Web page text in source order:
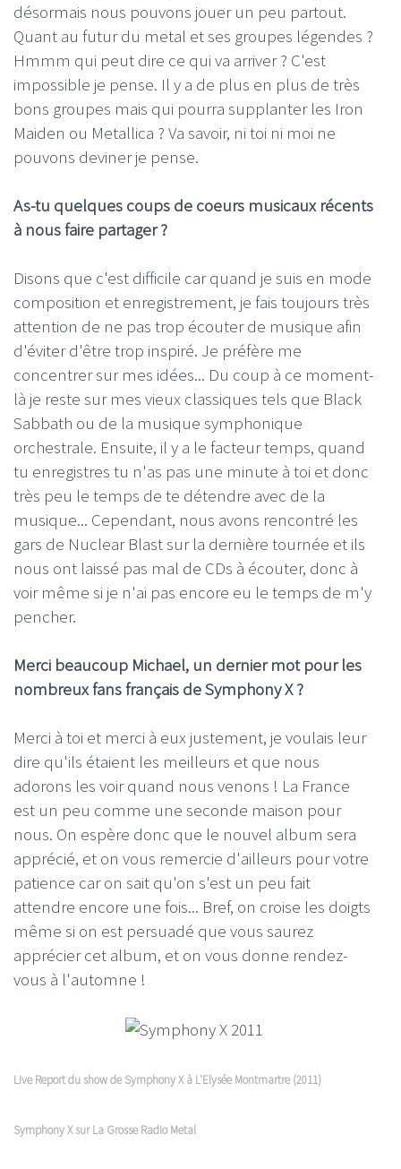
désormais nous pouvons jouer un peu partout.
Quant au futur du metal et ses groupes légendes ?
Hmmm qui peut dire ce qui va arriver ? C'est
impossible je pense. Il y a de plus en plus de très
bons groupes mais qui pourra supplanter les Iron
Maiden ou Metallica ? Va savoir, ni toi ni moi ne
pouvons deviner je pense.
As-tu quelques coups de coeurs musicaux récents
à nous faire partager ?
Disons que c'est difficile car quand je suis en mode
composition et enregistrement, je fais toujours très
attention de ne pas trop écouter de musique afin
d'éviter d'être trop inspiré. Je préfère me
concentrer sur mes idées... Du coup à ce moment-
là je reste sur mes vieux classiques tels que Black
Sabbath ou de la musique symphonique
orchestrale. Ensuite, il y a le facteur temps, quand
tu enregistres tu n'as pas une minute à toi et donc
très peu le temps de te détendre avec de la
musique... Cependant, nous avons rencontré les
gars de Nuclear Blast sur la dernière tournée et ils
nous ont laissé pas mal de CDs à écouter, donc à
voir même si je n'ai pas encore eu le temps de m'y
pencher.
Merci beaucoup Michael, un dernier mot pour les
nombreux fans français de Symphony X ?
Merci à toi et merci à eux justement, je voulais leur
dire qu'ils étaient les meilleurs et que nous
adorons les voir quand nous venons ! La France
est un peu comme une seconde maison pour
nous. On espère donc que le nouvel album sera
apprécié, et on vous remercie d'ailleurs pour votre
patience car on sait qu'on s'est un peu fait
attendre encore une fois... Bref, on croise les doigts
même si on est persuadé que vous saurez
apprécier cet album, et on vous donne rendez-
vous à l'automne !
Live Report du show de Symphony X à L'Elysée Montmartre (2011)
Symphony X sur La Grosse Radio Metal